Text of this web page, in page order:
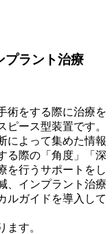
プラント治療
術をする際に治療を
ピース型装置です。
によって集めた情報
る際の「角度」「深
を行うサポートをし
、インプラント治療
ルガイドを導入して
す。